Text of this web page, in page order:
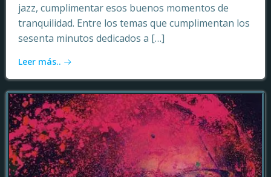
jazz, cumplimentar esos buenos momentos de
tranquilidad. Entre los temas que cumplimentan los
sesenta minutos dedicados a […]
Leer más..